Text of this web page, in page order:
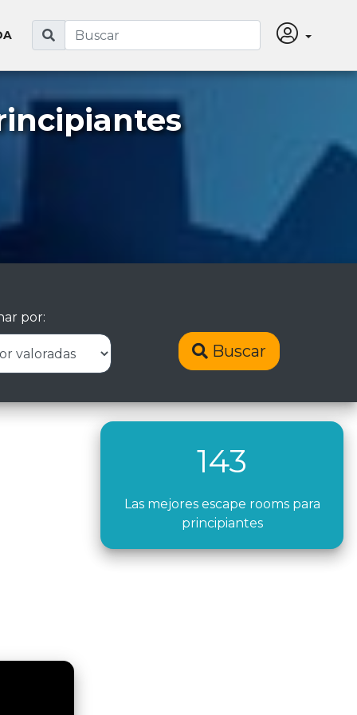
por:
Buscar
143
Las mejores escape rooms para
principiantes